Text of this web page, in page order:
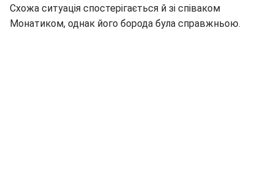
Схожа ситуація спостерігається й зі співаком
Монатиком, однак його борода була справжньою.